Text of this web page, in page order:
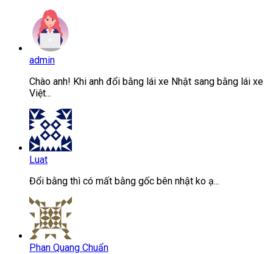
admin
Chào anh! Khi anh đổi bằng lái xe Nhật sang bằng lái xe
Việt...
Luat
Đổi bằng thì có mất bằng gốc bên nhật ko ạ...
Phan Quang Chuẩn